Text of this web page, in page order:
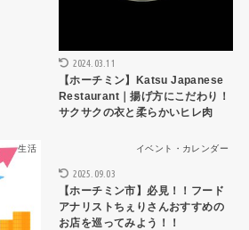
2024.03.11
【ホーチミン】Katsu Japanese
Restaurant｜揚げ方にこだわり！
サクサクの衣と柔らかいヒレ肉
生活 イベント・カレンダー
2025.09.03
【ホーチミン市】必見！！フード
アナリストちぇりさんおすすめの
お店を巡ってみよう！！